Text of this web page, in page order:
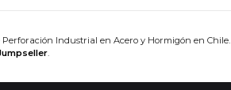
Perforación Industrial en Acero y Hormigón en Chile.
.